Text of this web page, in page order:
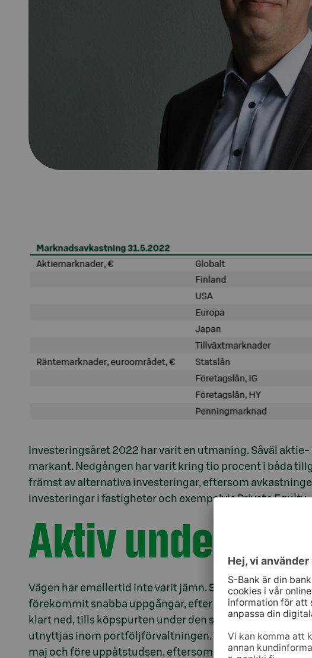
Investeringsåret 2022 har varit en utmaning. Såväl
markant. Nedgången har varit kring tio procent i båda
främst av alternativa investeringar, eftersom
investeringar i fastigheter och exempelvis Private Equity.
Aktiv undervikt
Vägen har emellertid inte varit jämn. Som vanligt på den
förekommit snabba uppgångar, efter dagar med snabb
klart ned, tills köpspurten under den sista veckan
utnyttjas inom portföljförvaltningen. Vi ökade vikten för
maj och före uppåtstudsen, eftersom investerarnas